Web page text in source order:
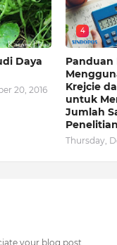
Daya
20, 2016
4
Panduan
Krejcie
untuk
Jumlah
Penelitian
Thursday,
your blog post